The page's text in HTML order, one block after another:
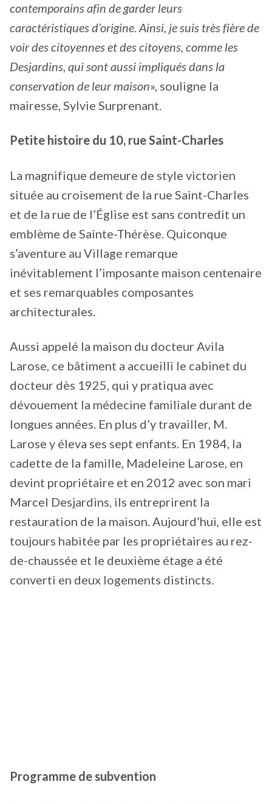
contemporains afin de garder leurs
caractéristiques d’origine. Ainsi, je suis très fière de
voir des citoyennes et des citoyens, comme les
Desjardins, qui sont aussi impliqués dans la
conservation de leur maison», souligne la
mairesse, Sylvie Surprenant.
Petite histoire du 10, rue Saint-Charles
La magnifique demeure de style victorien
située au croisement de la rue Saint-Charles
et de la rue de l’Église est sans contredit un
emblème de Sainte-Thérèse. Quiconque
s’aventure au Village remarque
inévitablement l’imposante maison centenaire
et ses remarquables composantes
architecturales.
Aussi appelé la maison du docteur Avila
Larose, ce bâtiment a accueilli le cabinet du
docteur dès 1925, qui y pratiqua avec
dévouement la médecine familiale durant de
longues années. En plus d’y travailler, M.
Larose y éleva ses sept enfants. En 1984, la
cadette de la famille, Madeleine Larose, en
devint propriétaire et en 2012 avec son mari
Marcel Desjardins, ils entreprirent la
restauration de la maison. Aujourd’hui, elle est
toujours habitée par les propriétaires au rez-
de-chaussée et le deuxième étage a été
converti en deux logements distincts.
Programme de subvention